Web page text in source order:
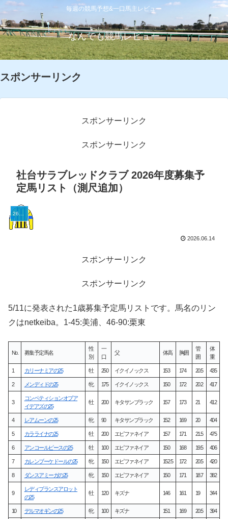
毎週の競馬予想&一口馬主レビュー
なんでも競馬レビュー
スポンサーリンク
スポンサーリンク
スポンサーリンク
社台サラブレッドクラブ 2026年度募集予
定馬リスト（測尺追加）
2026.06.14
スポンサーリンク
スポンサーリンク
5/11に発表された1歳募集予定馬リストです。馬名のリン
クはnetkeiba。1-45:美浦、46-90:栗東
No. 募集予定馬名
性
別
一
口
父 体高 胸囲
管
囲
体
重
1 カリーナミアの25 牡 250 イクイノックス 153 174 20.5 435
2 メンディドの25 牝 175 イクイノックス 150 172 20.2 417
3
コンペティションオブア
イデアズの25
牡 200 キタサンブラック 157 173 21 412
4 レアムーンの25 牝 90 キタサンブラック 152 169 20 404
5 カラライナの25 牡 200 エピファネイア 157 171 21.5 475
6 アンコールピースの25 牡 100 エピファネイア 150 168 19.5 406
7 カレンブーケドールの25 牝 150 エピファネイア 152.5 172 20.5 420
8 ダンスアミーガの25 牝 150 エピファネイア 150 171 18.7 382
9
レディプランスアロット
の25
牡 120 キズナ 146 161 19 344
10 デルマオギンの25 牝 100 キズナ 151 169 20.5 394